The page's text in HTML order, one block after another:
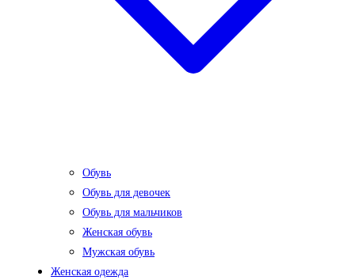
Обувь
Обувь для девочек
Обувь для мальчиков
Женская обувь
Мужская обувь
Женская одежда